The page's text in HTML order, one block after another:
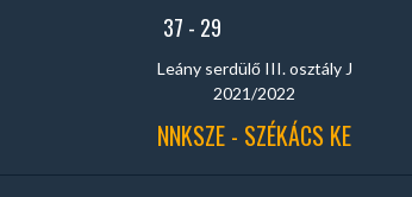
37 - 29
Leány serdülő III. osztály J
2021/2022
NNKSZE - SZÉKÁCS KE